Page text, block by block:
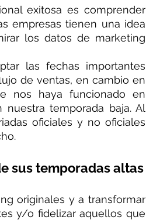
exitosa es comprender
empresas tienen una idea
los datos de marketing
las fechas importantes
de ventas, en cambio en
nos haya funcionado en
nuestra temporada baja. Al
oficiales y no oficiales
sus temporadas altas
originales y a transformar
y/o fidelizar aquellos que